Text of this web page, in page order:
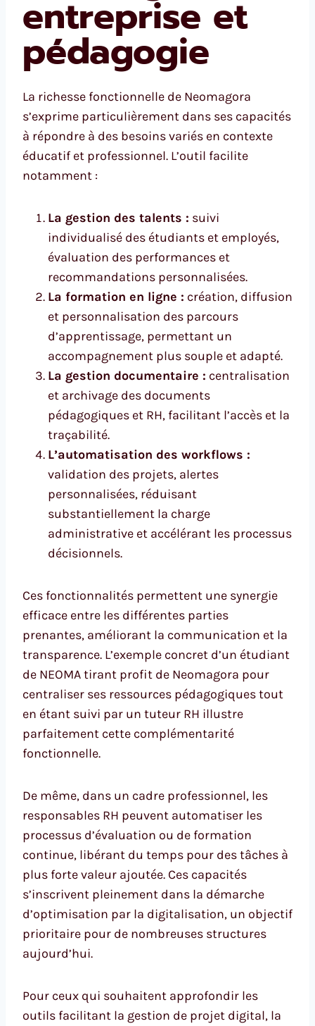
entreprise et
pédagogie
La richesse fonctionnelle de Neomagora
s’exprime particulièrement dans ses capacités
à répondre à des besoins variés en contexte
éducatif et professionnel. L’outil facilite
notamment :
La gestion des talents : suivi
individualisé des étudiants et employés,
évaluation des performances et
recommandations personnalisées.
La formation en ligne : création, diffusion
et personnalisation des parcours
d’apprentissage, permettant un
accompagnement plus souple et adapté.
La gestion documentaire : centralisation
et archivage des documents
pédagogiques et RH, facilitant l’accès et la
traçabilité.
L’automatisation des workflows :
validation des projets, alertes
personnalisées, réduisant
substantiellement la charge
administrative et accélérant les processus
décisionnels.
Ces fonctionnalités permettent une synergie
efficace entre les différentes parties
prenantes, améliorant la communication et la
transparence. L’exemple concret d’un étudiant
de NEOMA tirant profit de Neomagora pour
centraliser ses ressources pédagogiques tout
en étant suivi par un tuteur RH illustre
parfaitement cette complémentarité
fonctionnelle.
De même, dans un cadre professionnel, les
responsables RH peuvent automatiser les
processus d’évaluation ou de formation
continue, libérant du temps pour des tâches à
plus forte valeur ajoutée. Ces capacités
s’inscrivent pleinement dans la démarche
d’optimisation par la digitalisation, un objectif
prioritaire pour de nombreuses structures
aujourd’hui.
Pour ceux qui souhaitent approfondir les
outils facilitant la gestion de projet digital, la